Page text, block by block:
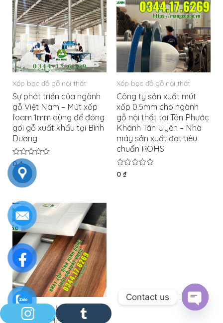
Xốp bọc đồ gỗ nội thất
Sự phát triển của ngành
gỗ Việt Nam – Mút xốp
foam 1mm dùng để đóng
gói gỗ xuất khẩu tại Bình
Dương
Được
xếp
hạng
0
0₫
Xốp bọc đồ gỗ nội thất
Công ty sản xuất mút
xốp 0.5mm cho ngành
gỗ nội thất tại Tân Phước
Khánh Tân Uyên – Nhà
máy sản xuất đạt tiêu
chuẩn ROHS
Được
0 ₫
Mút xốp định hình
Khay xốp định hình đựng
Contact us
OPEN